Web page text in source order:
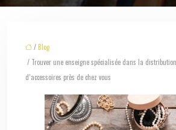
/Blog
/ Trouver une enseigne spécialisée dans la
d’accessoires près de chez vous